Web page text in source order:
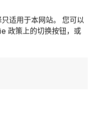
适用于本网站。 您可以
政策上的切换按钮，或